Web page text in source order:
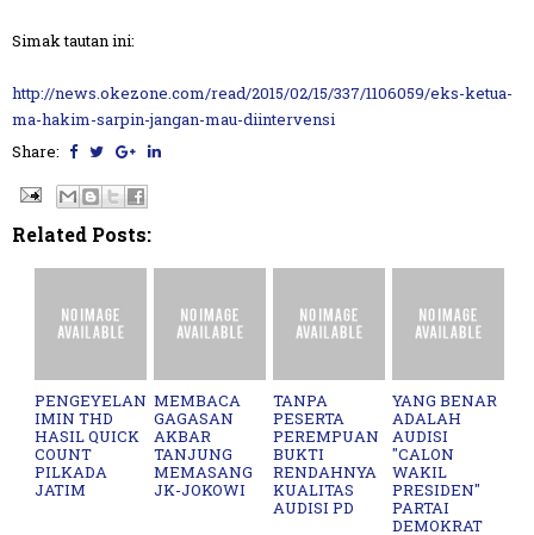
Simak tautan ini:
http://news.okezone.com/read/2015/02/15/337/1106059/eks-ketua-
ma-hakim-sarpin-jangan-mau-diintervensi
Share:
Related Posts:
PENGEYELAN
IMIN THD
HASIL QUICK
COUNT
PILKADA
JATIM
MEMBACA
GAGASAN
AKBAR
TANJUNG
MEMASANG
JK-JOKOWI
TANPA
PESERTA
PEREMPUAN
BUKTI
RENDAHNYA
KUALITAS
AUDISI PD
YANG BENAR
ADALAH
AUDISI
"CALON
WAKIL
PRESIDEN"
PARTAI
DEMOKRAT